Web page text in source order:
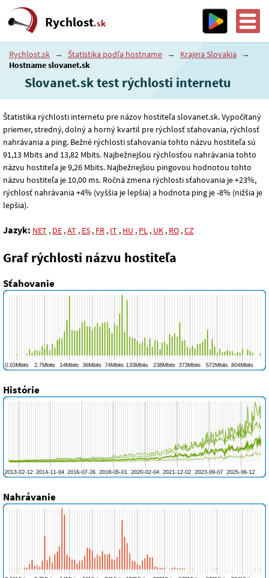
Rychlost.sk
Rychlost.sk → Štatistika podľa hostname → Krajina Slovakia →
Hostname slovanet.sk
Slovanet.sk test rýchlosti internetu
Štatistika rýchlosti internetu pre názov hostiteľa slovanet.sk. Vypočítaný
priemer, stredný, dolný a horný kvartil pre rýchlosť sťahovania, rýchlosť
nahrávania a ping. Bežné rýchlosti sťahovania tohto názvu hostiteľa sú
91,13 Mbits and 13,82 Mbits. Najbežnejšou rýchlosťou nahrávania tohto
názvu hostiteľa je 9,26 Mbits. Najbežnejšou pingovou hodnotou tohto
názvu hostiteľa je 10,00 ms. Ročná zmena rýchlosti sťahovania je +23%,
rýchlosť nahrávania +4% (vyššia je lepšia) a hodnota ping je -8% (nižšia je
lepšia).
Jazyk: NET , DE ,AT , ES , FR , IT , HU , PL , UK , RO ,CZ
Graf rýchlosti názvu hostiteľa
Sťahovanie
Histórie
Nahrávanie